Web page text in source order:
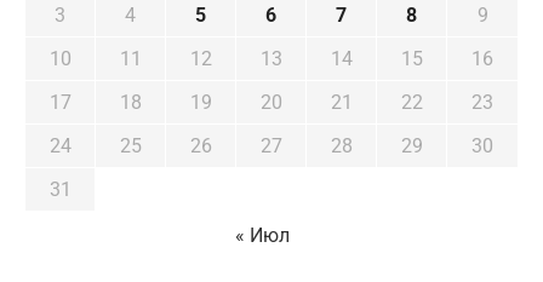
3
4 5 6 7 8
9
10
11 12 13 14 15
16
17
18 19 20 21 22
23
24
25 26 27 28 29
30
31
« Июл